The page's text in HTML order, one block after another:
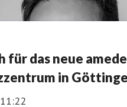
für das neue
in